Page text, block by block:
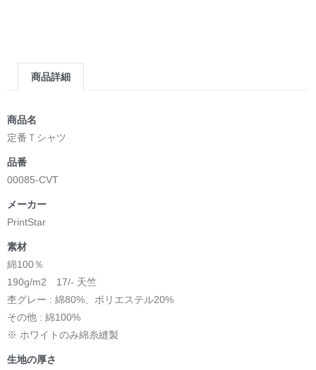
商品詳細
商品名
定番Ｔシャツ
品番
00085-CVT
メーカー
PrintStar
素材
綿100％
190g/m2 17/- 天竺
杢グレー : 綿80%、ポリエステル20%
その他 : 綿100%
※ ホワイトのみ綿糸縫製
生地の厚さ